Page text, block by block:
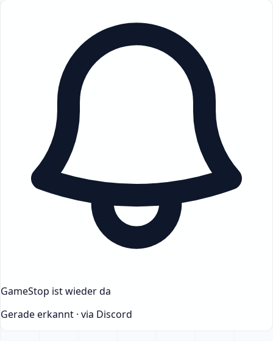
GameStop ist wieder da
Gerade erkannt · via Discord